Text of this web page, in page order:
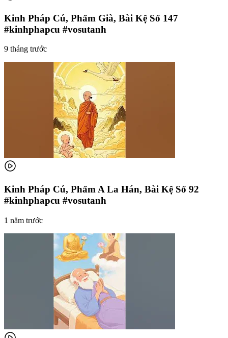
Kinh Pháp Cú, Phẩm Già, Bài Kệ Số 147
#kinhphapcu #vosutanh
9 tháng trước
Kinh Pháp Cú, Phẩm A La Hán, Bài Kệ Số 92
#kinhphapcu #vosutanh
1 năm trước